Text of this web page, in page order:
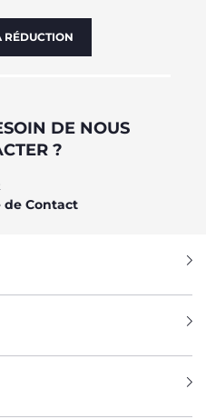
RÉDUCTION
DE NOUS
?
de Contact